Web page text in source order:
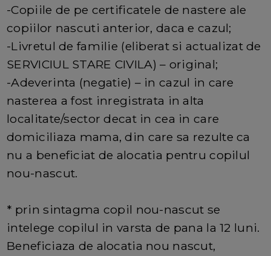
-Copiile de pe certificatele de nastere ale
copiilor nascuti anterior, daca e cazul;
-Livretul de familie (eliberat si actualizat de
SERVICIUL STARE CIVILA) – original;
-Adeverinta (negatie) – in cazul in care
nasterea a fost inregistrata in alta
localitate/sector decat in cea in care
domiciliaza mama, din care sa rezulte ca
nu a beneficiat de alocatia pentru copilul
nou-nascut.
* prin sintagma copil nou-nascut se
intelege copilul in varsta de pana la 12 luni.
Beneficiaza de alocatia nou nascut,